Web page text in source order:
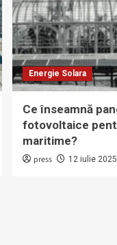
Energie Solara
Ce înseamnă
fotovoltaice
maritime?
press 12 iulie 2025